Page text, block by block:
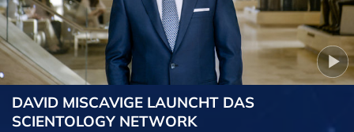
DAVID MISCAVIGE LAUNCHT DAS
SCIENTOLOGY NETWORK